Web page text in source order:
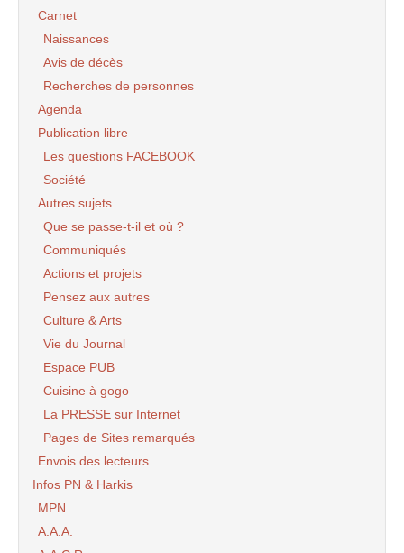
Carnet
Naissances
Avis de décès
Recherches de personnes
Agenda
Publication libre
Les questions FACEBOOK
Société
Autres sujets
Que se passe-t-il et où ?
Communiqués
Actions et projets
Pensez aux autres
Culture & Arts
Vie du Journal
Espace PUB
Cuisine à gogo
La PRESSE sur Internet
Pages de Sites remarqués
Envois des lecteurs
Infos PN & Harkis
MPN
A.A.A.